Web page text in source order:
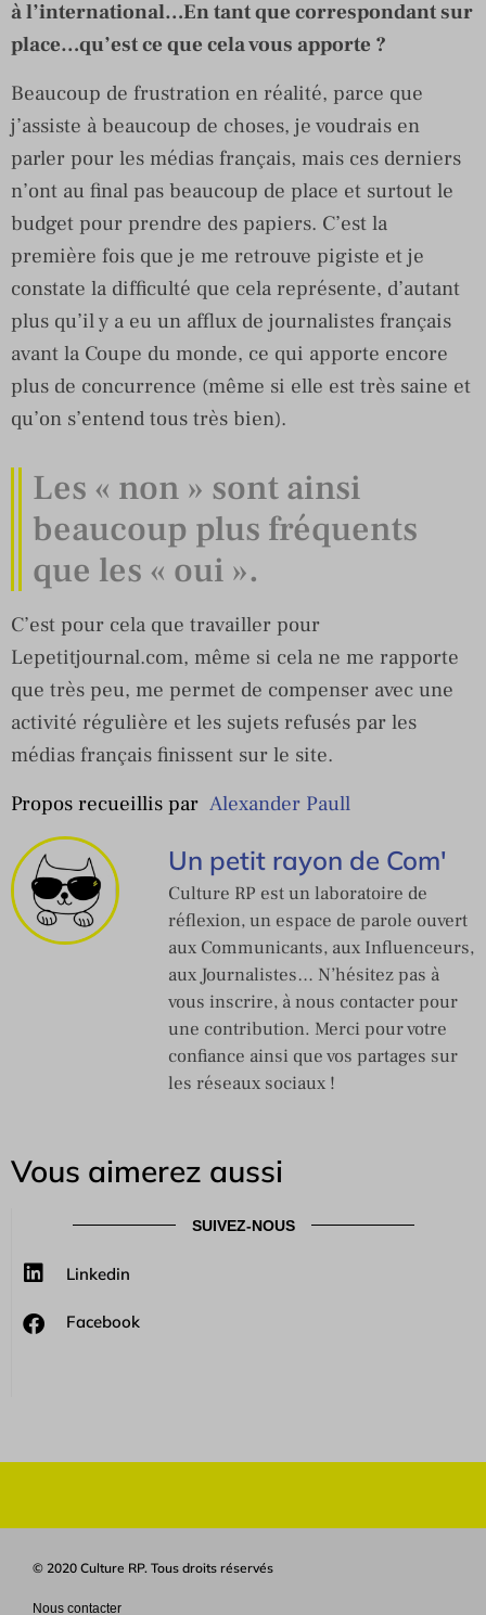
à l’international…En tant que correspondant sur
place…qu’est ce que cela vous apporte ?
Beaucoup de frustration en réalité, parce que
j’assiste à beaucoup de choses, je voudrais en
parler pour les médias français, mais ces derniers
n’ont au final pas beaucoup de place et surtout le
budget pour prendre des papiers. C’est la
première fois que je me retrouve pigiste et je
constate la difficulté que cela représente, d’autant
plus qu’il y a eu un afflux de journalistes français
avant la Coupe du monde, ce qui apporte encore
plus de concurrence (même si elle est très saine et
qu’on s’entend tous très bien).
Les « non » sont ainsi
beaucoup plus fréquents
que les « oui ».
C’est pour cela que travailler pour
Lepetitjournal.com, même si cela ne me rapporte
que très peu, me permet de compenser avec une
activité régulière et les sujets refusés par les
médias français finissent sur le site.
Propos recueillis par Alexander Paull
Un petit rayon de Com'
Culture RP est un laboratoire de
réflexion, un espace de parole ouvert
aux Communicants, aux Influenceurs,
aux Journalistes… N’hésitez pas à
vous inscrire, à nous contacter pour
une contribution. Merci pour votre
confiance ainsi que vos partages sur
les réseaux sociaux !
Vous aimerez aussi
SUIVEZ-NOUS
Linkedin
Facebook
© 2020 Culture RP. Tous droits réservés
Nous contacter